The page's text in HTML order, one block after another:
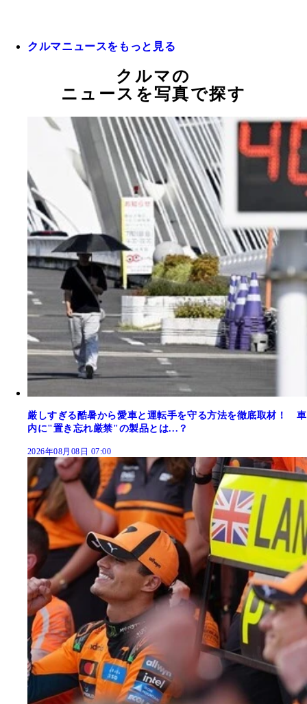
クルマニュースをもっと見る
クルマの
ニュースを写真で探す
厳しすぎる酷暑から愛車と運転手を守る方法を徹底取材！ 車
内に"置き忘れ厳禁"の製品とは...？
2026年08月08日 07:00